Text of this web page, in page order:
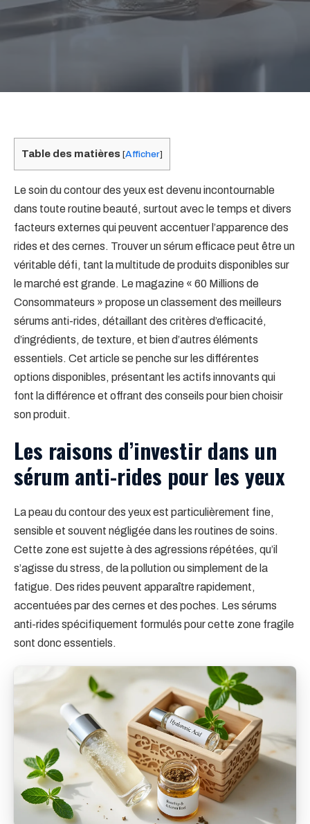
Table des matières [Afficher]
Le soin du contour des yeux est devenu incontournable
dans toute routine beauté, surtout avec le temps et divers
facteurs externes qui peuvent accentuer l’apparence des
rides et des cernes. Trouver un sérum efficace peut être un
véritable défi, tant la multitude de produits disponibles sur
le marché est grande. Le magazine « 60 Millions de
Consommateurs » propose un classement des meilleurs
sérums anti-rides, détaillant des critères d’efficacité,
d’ingrédients, de texture, et bien d’autres éléments
essentiels. Cet article se penche sur les différentes
options disponibles, présentant les actifs innovants qui
font la différence et offrant des conseils pour bien choisir
son produit.
Les raisons d’investir dans un
sérum anti-rides pour les yeux
La peau du contour des yeux est particulièrement fine,
sensible et souvent négligée dans les routines de soins.
Cette zone est sujette à des agressions répétées, qu’il
s’agisse du stress, de la pollution ou simplement de la
fatigue. Des rides peuvent apparaître rapidement,
accentuées par des cernes et des poches. Les sérums
anti-rides spécifiquement formulés pour cette zone fragile
sont donc essentiels.